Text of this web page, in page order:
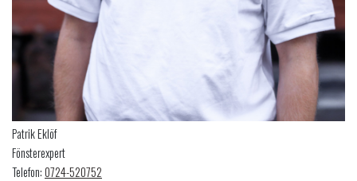
Patrik Eklöf
Fönsterexpert
Telefon:0724-520752